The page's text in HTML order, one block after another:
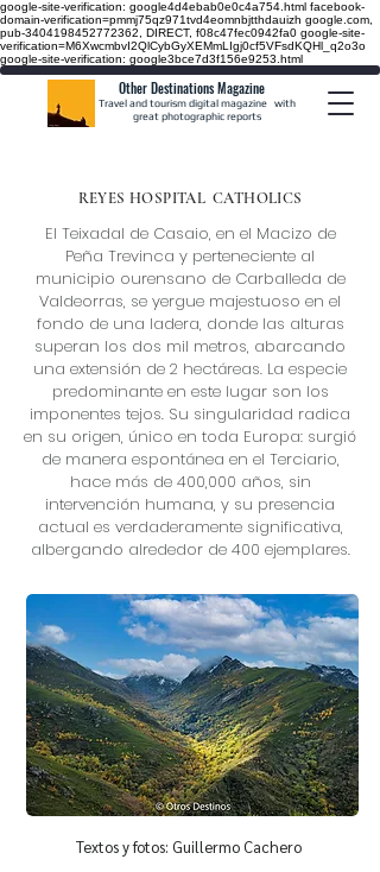
google-site-verification: google4d4ebab0e0c4a754.html facebook-
domain-verification=pmmj75qz971tvd4eomnbjtthdauizh google.com,
pub-3404198452772362, DIRECT, f08c47fec0942fa0 google-site-
verification=M6XwcmbvI2QlCybGyXEMmLIgj0cf5VFsdKQHl_q2o3o
google-site-verification: google3bce7d3f156e9253.html
Other Destinations Magazine
Travel and tourism digital magazine with
great photographic reports
REYES HOSPITAL CATHOLICS
El Teixadal de Casaio, en el Macizo de
Peña Trevinca y perteneciente al
municipio ourensano de Carballeda de
Valdeorras, se yergue majestuoso en el
fondo de una ladera, donde las alturas
superan los dos mil metros, abarcando
una extensión de 2 hectáreas. La especie
predominante en este lugar son los
imponentes tejos. Su singularidad radica
en su origen, único en toda Europa: surgió
de manera espontánea en el Terciario,
hace más de 400,000 años, sin
intervención humana, y su presencia
actual es verdaderamente significativa,
albergando alrededor de 400 ejemplares.
Textos y fotos: Guillermo Cachero